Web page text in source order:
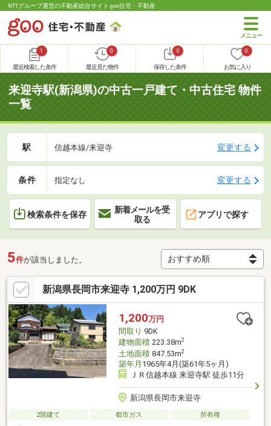
NTTグループ運営の不動産総合サイト goo住宅・不動産
1
最近検索した条件
0
最近見た物件
0
保存した条件
0
お気に入り
来迎寺駅(新潟県)の中古一戸建て・中古住宅 物件
一覧
駅 信越本線/来迎寺 変更する
条件 指定なし 変更する
検索条件を保存
新着メールを受
取る
アプリで探す
5件が該当しました。
新潟県長岡市来迎寺 1,200万円 9DK
1,200万円
間取り 9DK
建物面積223.38m2
土地面積847.53m2
築年月 1965年4月(築61年5ヶ月)
ＪＲ信越本線 来迎寺駅 徒歩11分
新潟県長岡市来迎寺
2階建て 都市ガス 所有権